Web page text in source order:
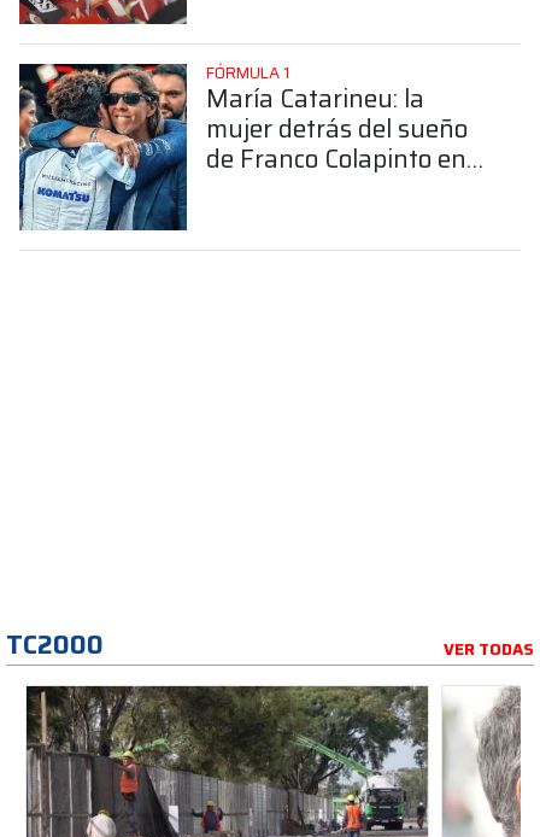
FÓRMULA 1
María Catarineu: la
mujer detrás del sueño
de Franco Colapinto en
TC2000 VER TODAS